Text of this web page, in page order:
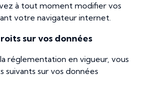
à tout moment modifier vos
votre navigateur internet.
sur vos données
réglementation en vigueur, vous
suivants sur vos données